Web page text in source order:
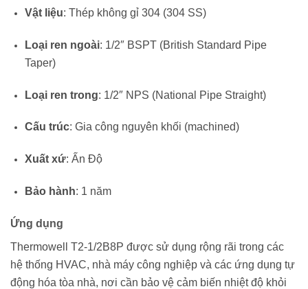
Vật liệu: Thép không gỉ 304 (304 SS)
Loại ren ngoài: 1/2″ BSPT (British Standard Pipe
Taper)
Loại ren trong: 1/2″ NPS (National Pipe Straight)
Cấu trúc: Gia công nguyên khối (machined)
Xuất xứ: Ấn Độ
Bảo hành: 1 năm
Ứng dụng
Thermowell T2-1/2B8P được sử dụng rộng rãi trong các
hệ thống HVAC, nhà máy công nghiệp và các ứng dụng tự
động hóa tòa nhà, nơi cần bảo vệ cảm biến nhiệt độ khỏi